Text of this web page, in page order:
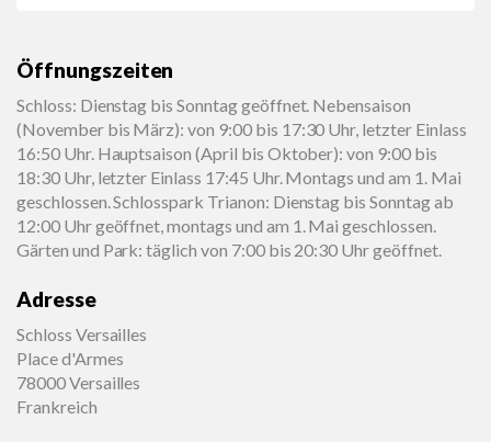
Öffnungszeiten
Schloss: Dienstag bis Sonntag geöffnet. Nebensaison
(November bis März): von 9:00 bis 17:30 Uhr, letzter Einlass
16:50 Uhr. Hauptsaison (April bis Oktober): von 9:00 bis
18:30 Uhr, letzter Einlass 17:45 Uhr. Montags und am 1. Mai
geschlossen. Schlosspark Trianon: Dienstag bis Sonntag ab
12:00 Uhr geöffnet, montags und am 1. Mai geschlossen.
Gärten und Park: täglich von 7:00 bis 20:30 Uhr geöffnet.
Adresse
Schloss Versailles
Place d'Armes
78000 Versailles
Frankreich